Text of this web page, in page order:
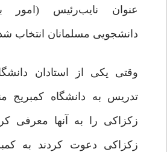
عنوان‌ نایب‌رئیس‌ (امور‌
دانشجویی‌ مسلمانان انتخاب
وقتی یکی از استادان
تدریس به دانشگاه کمبریج
زکزاکی را به آنها معرفی
زکزاکی دعوت ‌کردند به